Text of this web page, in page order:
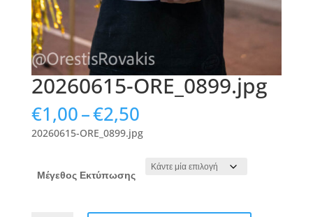
20260615-ORE_0899.jpg
€1,00–€2,50Price
range:
€1,00
through
€2,50
20260615-ORE_0899.jpg
Μέγεθος Εκτύπωσης